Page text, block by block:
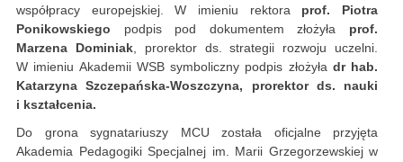
współpracy europejskiej. W imieniu rektora prof. Piotra
Ponikowskiego podpis pod dokumentem złożyła prof.
Marzena Dominiak, prorektor ds. strategii rozwoju uczelni.
W imieniu Akademii WSB symboliczny podpis złożyła dr hab.
Katarzyna Szczepańska-Woszczyna, prorektor ds. nauki
i kształcenia.
Do grona sygnatariuszy MCU została oficjalne przyjęta
Akademia Pedagogiki Specjalnej im. Marii Grzegorzewskiej w